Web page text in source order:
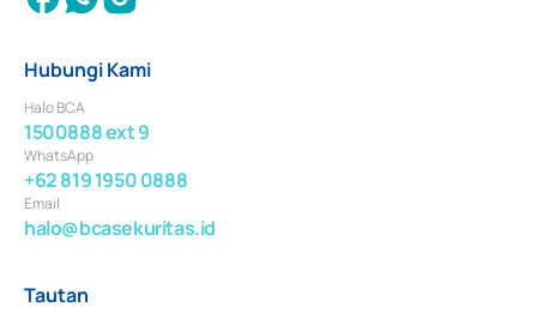
Hubungi Kami
Halo BCA
1500888 ext 9
WhatsApp
+62 819 1950 0888
Email
halo@bcasekuritas.id
Tautan